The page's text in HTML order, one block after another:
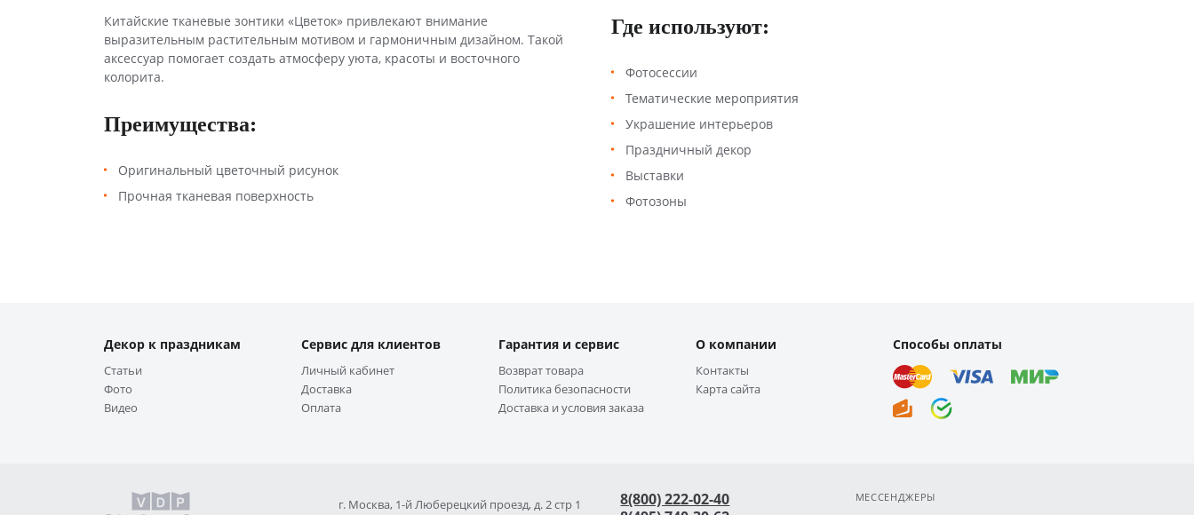
Китайские тканевые зонтики «Цветок» привлекают внимание
выразительным растительным мотивом и гармоничным дизайном. Такой
аксессуар помогает создать атмосферу уюта, красоты и восточного
колорита.
Преимущества:
Оригинальный цветочный рисунок
Прочная тканевая поверхность
Где используют:
Фотосессии
Тематические мероприятия
Украшение интерьеров
Праздничный декор
Выставки
Фотозоны
Декор к праздникам
Статьи
Фото
Видео
Сервис для клиентов
Личный кабинет
Доставка
Оплата
Гарантия и сервис
Возврат товара
Политика безопасности
Доставка и условия заказа
О компании
Контакты
Карта сайта
Способы оплаты
г. Москва, 1-й Люберецкий проезд, д. 2 стр 1
8(800) 222-02-40
МЕССЕНДЖЕРЫ